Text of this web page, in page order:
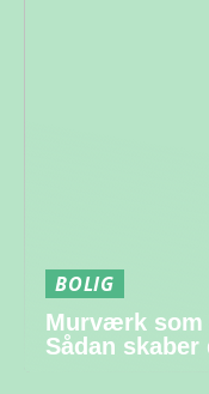
BOLIG
Murværk som
Sådan